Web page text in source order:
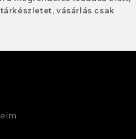
vásárlás csak